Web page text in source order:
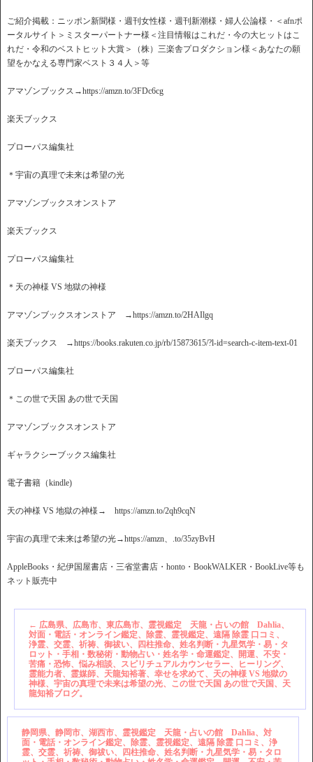
ご紹介掲載：ニッポン新聞様・週刊女性様・週刊新潮様・婦人公論様・＜afnポ
ータルサイト＞ミスターパートナー様＜注目情報はこれだ・今の大ヒットはこ
れだ・令和のベストヒット大賞＞（株）三楽舎プロダクション様＜あなたの願
望をかなえる専門家ベスト３４人＞等
アマゾンブックス→https://amzn.to/3FDc6cg
楽天ブックス
プローパス編集社
＊宇宙の真理で未来は希望の光
アマゾンブックスオンストア
楽天ブックス
プローパス編集社
＊天の神様 VS 地獄の神様
アマゾンブックスオンストア →https://amzn.to/2HAIlgq
楽天ブックス →https://books.rakuten.co.jp/rb/15873615/?l-id=search-c-item-text-01
プローパス編集社
＊この世で天国 あの世で天国
アマゾンブックスオンストア
ギャラクシーブックス編集社
電子書籍（kindle)
天の神様 VS 地獄の神様→ https://amzn.to/2qh9cqN
宇宙の真理で未来は希望の光→https://amzn、.to/35zyBvH
AppleBooks・紀伊国屋書店・三省堂書店・honto・BookWALKER・BookLive等も
ネット販売中
← 広島県、広島市、東広島市、霊視鑑定 天龍・占いの館 Dahlia、
対面・電話・オンライン鑑定、除霊、霊視鑑定、遠隔 除霊 口コミ、
浄霊、交霊、祈祷、御祓い、四柱推命、姓名判断・九星気学・易・タ
ロット・手相・数秘術・動物占い・姓名学・命運鑑定、開運、不安・
苦痛・恐怖、悩み相談、スピリチュアルカウンセラー、ヒーリング、
霊能力者、霊媒師、天龍知裕著、幸せを求めて、天の神様 VS 地獄の
神様、宇宙の真理で未来は希望の光、この世で天国 あの世で天国、天
龍知裕ブログ。
静岡県、静岡市、湖西市、霊視鑑定 天龍・占いの館 Dahlia、対
面・電話・オンライン鑑定、除霊、霊視鑑定、遠隔 除霊 口コミ、浄
霊、交霊、祈祷、御祓い、四柱推命、姓名判断・九星気学・易・タロ